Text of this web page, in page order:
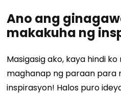
Ano ang
makakuha ng
Masigasig ako, kaya hindi
maghanap ng paraan para
inspirasyon! Halos puro